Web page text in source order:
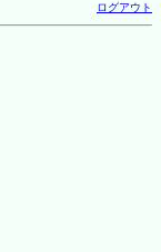
ログアウト